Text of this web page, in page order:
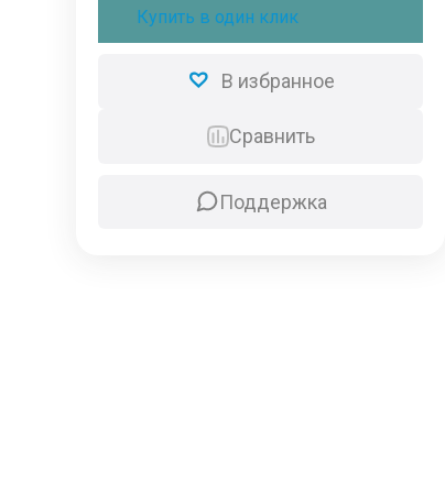
платиновый,
Купить в один клик
В избранное
Сравнить
Поддержка